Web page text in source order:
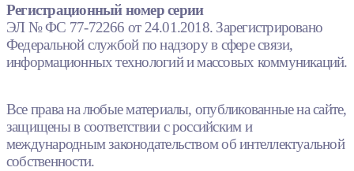
Регистрационный номер серии
ЭЛ № ФС 77-72266 от 24.01.2018. Зарегистрировано
Федеральной службой по надзору в сфере связи,
информационных технологий и массовых коммуникаций.
Все права на любые материалы, опубликованные на сайте,
защищены в соответствии с российским и
международным законодательством об интеллектуальной
собственности.